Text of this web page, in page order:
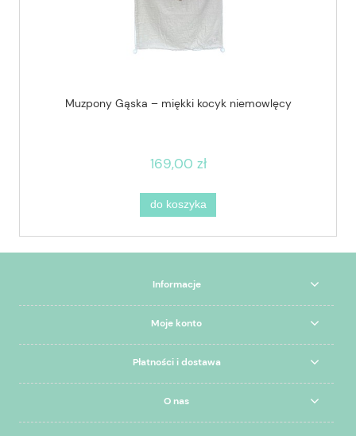
Muzpony Gąska – miękki kocyk niemowlęcy
169,00 zł
do koszyka
Informacje
Moje konto
Płatności i dostawa
O nas